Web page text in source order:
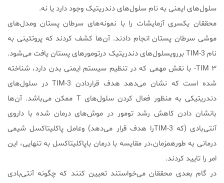
سلول‌های ایمنی به نام سلول‌های دندریتیک وجود دارد یا نه.
محققان یکسری آزمایشات را با نمونه‌های سرطان پستان ومدل‌های
موشی سرطان پستان انجام دادند. آن‌ها کشف کردند که پروتئینی به
نام TIM-3 بررویسلول‌های دندریتیک درتومورهای پستان یافت می‌شود.
۳ TIM- با نقش مهمی که در تنظیم سیستم ایمنی بدن دارد، شناخته
شده است که نشان می‌دهد هدف قراردادن TIM-3 در سلول‌های
دندریتیکی به منظور فعال کردن سلول‌های T ممکن می‌باشد. آن‌ها
بانشان دادن کاهش رشد تومور در موش‌های درمان شده با داروی
آنتی‌بادی (که TIM-3را هدف قرار می‌دهد) وعامل پاکلیتاکسل شیمی
درمانی به طورهمزمان،در مقایسه با درمان باپاکلیتاکسل به تنهایی، این
امر را تایید کردند.
در گام بعدی محققان می‌خواستند تعیین کنند که چگونه آنتی‌بادی